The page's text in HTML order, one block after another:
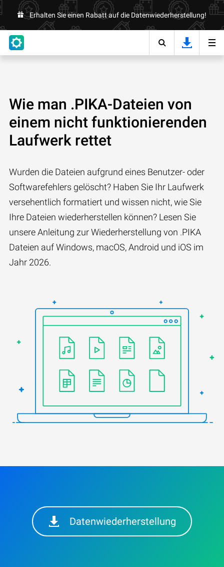
Erhalten Sie einen Rabatt auf die Datenwiederherstellung!
Wie man .PIKA-Dateien von
einem nicht funktionierenden
Laufwerk rettet
Wurden die Dateien aufgrund eines Benutzer- oder
Softwarefehlers gelöscht? Haben Sie Ihr Laufwerk
versehentlich formatiert und wissen nicht, wie Sie
Ihre Dateien wiederherstellen können? Lesen Sie
unsere Anleitung zur Wiederherstellung von .PIKA
Dateien auf Windows, macOS, Android und iOS im
Jahr 2026.
Datenwiederherstellung